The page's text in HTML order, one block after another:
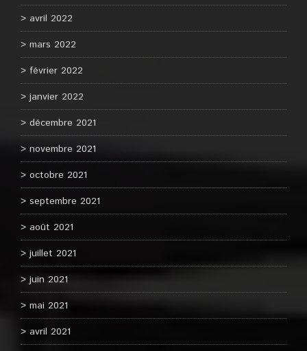
avril 2022
mars 2022
février 2022
janvier 2022
décembre 2021
novembre 2021
octobre 2021
septembre 2021
août 2021
juillet 2021
juin 2021
mai 2021
avril 2021